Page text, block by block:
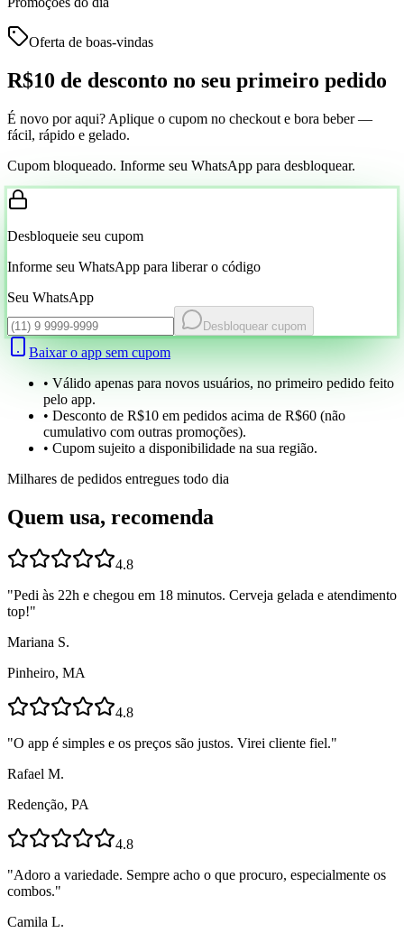
Oferta de boas-vindas
R$10 de desconto no seu primeiro pedido
É novo por aqui? Aplique o cupom no checkout e bora beber —
fácil, rápido e gelado.
Cupom bloqueado. Informe seu WhatsApp para desbloquear.
Desbloqueie seu cupom
Informe seu WhatsApp para liberar o código
Seu WhatsApp
Desbloquear cupom
Baixar o app sem cupom
• Válido apenas para novos usuários, no primeiro pedido feito
pelo app.
• Desconto de R$10 em pedidos acima de R$60 (não
cumulativo com outras promoções).
• Cupom sujeito a disponibilidade na sua região.
Milhares de pedidos entregues todo dia
Quem usa, recomenda
4.8
"Pedi às 22h e chegou em 18 minutos. Cerveja gelada e atendimento
top!"
Mariana S.
Pinheiro, MA
4.8
"O app é simples e os preços são justos. Virei cliente fiel."
Rafael M.
Redenção, PA
4.8
"Adoro a variedade. Sempre acho o que procuro, especialmente os
combos."
Camila L.